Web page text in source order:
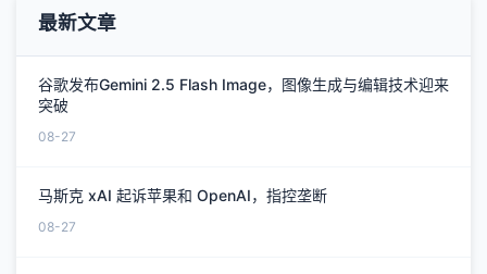
最新文章
谷歌发布Gemini 2.5 Flash Image，图像生成与编辑技术迎来
突破
08-27
马斯克 xAI 起诉苹果和 OpenAI，指控垄断
08-27